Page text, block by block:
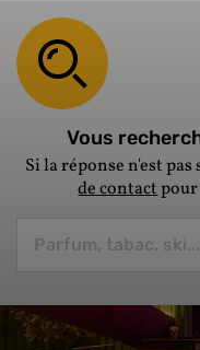
Vous
Si la réponse n'est
de contactpour